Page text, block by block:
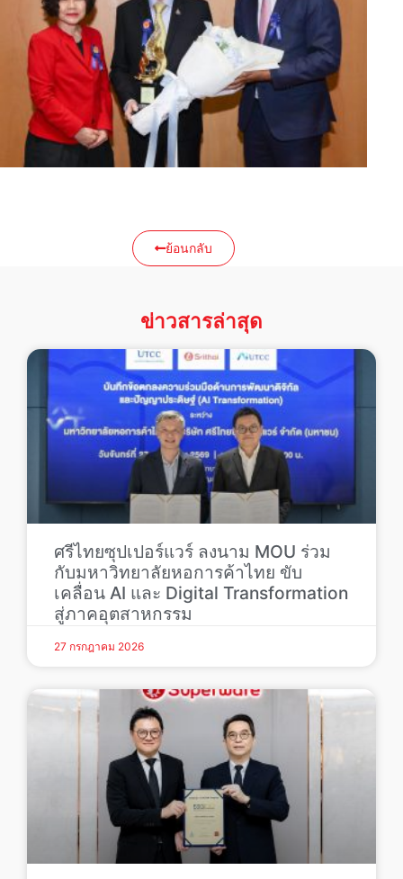
ย้อนกลับ
ข่าวสารล่าสุด
ศรีไทยซุปเปอร์แวร์ ลงนาม MOU ร่วม
กับมหาวิทยาลัยหอการค้าไทย ขับ
เคลื่อน AI และ Digital Transformation
สู่ภาคอุตสาหกรรม
27 กรกฎาคม 2026